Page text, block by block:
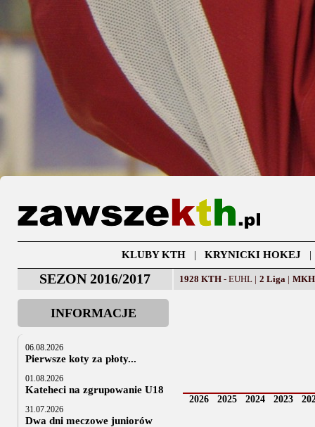
KLUBY KTH| KRYNICKI HOKEJ
SEZON 2016/2017 1928 KTH - EUHL | 2 Liga |
INFORMACJE
06.08.2026
Pierwsze koty za płoty...
01.08.2026
Kateheci na zgrupowanie U18
31.07.2026
Dwa dni meczowe juniorów
2026 2025 2024 2023